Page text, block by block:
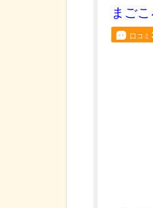
まご
口コミ